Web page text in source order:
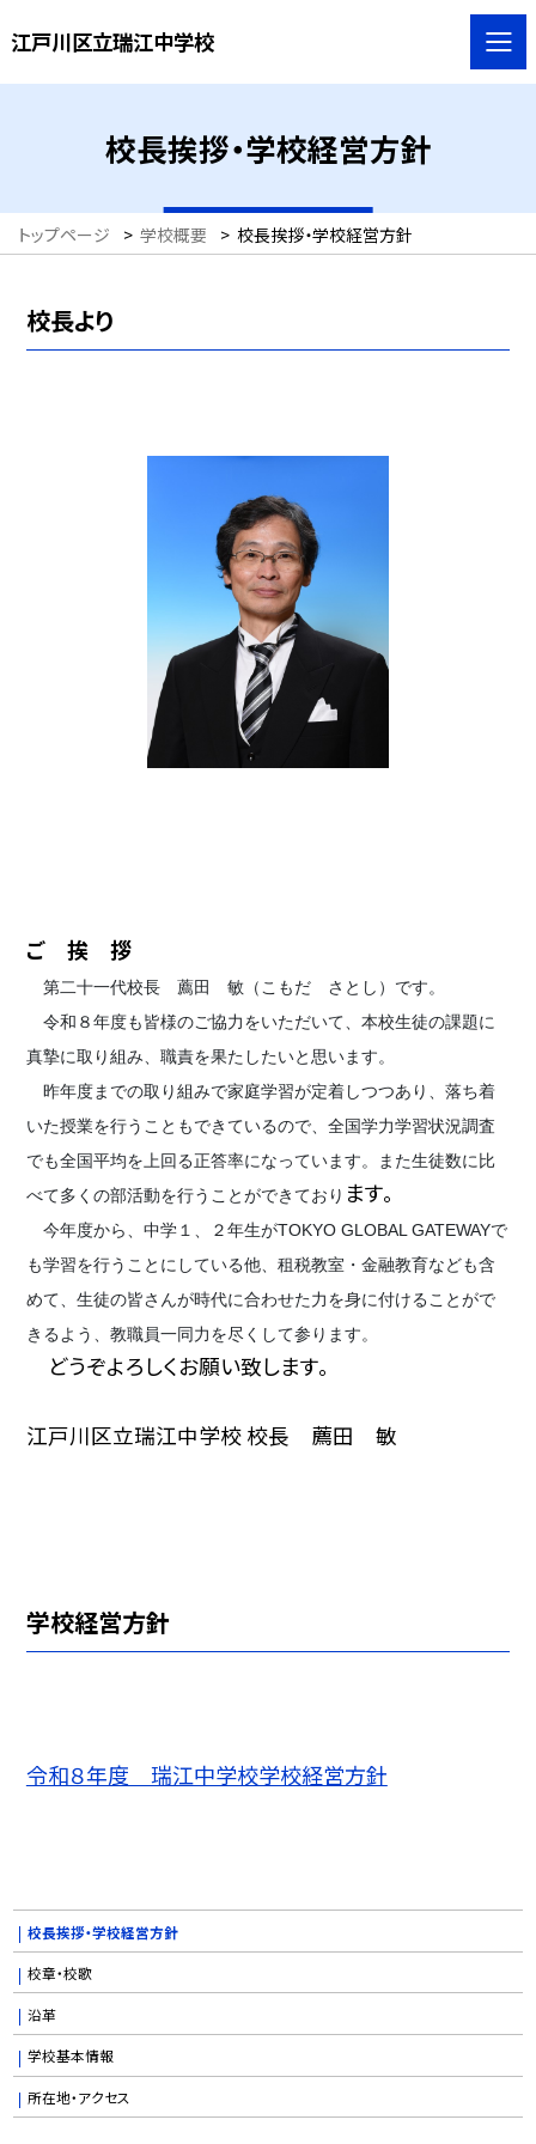
江戸川区立瑞江中学校
校長挨拶・学校経営方針
トップページ > 学校概要 > 校長挨拶・学校経営方針
校長より
ご 挨 拶
第二十一代校長 薦田 敏（こもだ さとし）です。
令和８年度も皆様のご協力をいただいて、本校生徒の課題に
真摯に取り組み、職責を果たしたいと思います。
昨年度までの取り組みで家庭学習が定着しつつあり、落ち着
いた授業を行うこともできているので、全国学力学習状況調査
でも全国平均を上回る正答率になっています。また生徒数に比
べて多くの部活動を行うことができており ます。
今年度から、中学１、２年生がTOKYO GLOBAL GATEWAYで
も学習を行うことにしている他、租税教室・金融教育なども含
めて、生徒の皆さんが時代に合わせた力を身に付けることがで
きるよう、教職員一同力を尽くして参ります。
どうぞよろしくお願い致します。
江戸川区立瑞江中学校 校長 薦田 敏
学校経営方針
令和８年度 瑞江中学校学校経営方針
校長挨拶・学校経営方針
校章・校歌
沿革
学校基本情報
所在地・アクセス